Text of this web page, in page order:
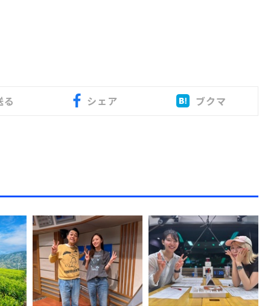
る シェア ブクマ